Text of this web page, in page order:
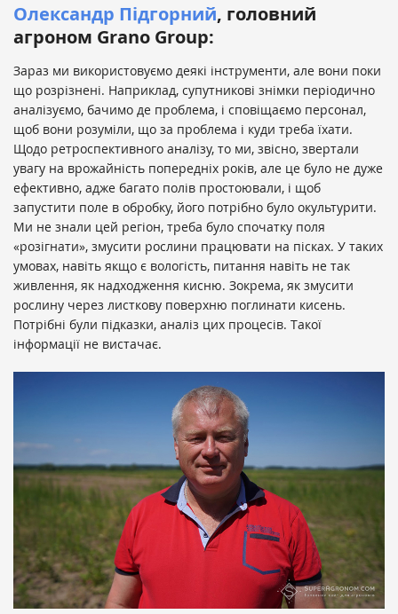
Олександр Підгорний, головний
агроном Grano Group:
Зараз ми використовуємо деякі інструменти, але вони поки
що розрізнені. Наприклад, супутникові знімки періодично
аналізуємо, бачимо де проблема, і сповіщаємо персонал,
щоб вони розуміли, що за проблема і куди треба їхати.
Щодо ретроспективного аналізу, то ми, звісно, звертали
увагу на врожайність попередніх років, але це було не дуже
ефективно, адже багато полів простоювали, і щоб
запустити поле в обробку, його потрібно було окультурити.
Ми не знали цей регіон, треба було спочатку поля
«розігнати», змусити рослини працювати на пісках. У таких
умовах, навіть якщо є вологість, питання навіть не так
живлення, як надходження кисню. Зокрема, як змусити
рослину через листкову поверхню поглинати кисень.
Потрібні були підказки, аналіз цих процесів. Такої
інформації не вистачає.